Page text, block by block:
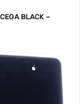
BLACK –